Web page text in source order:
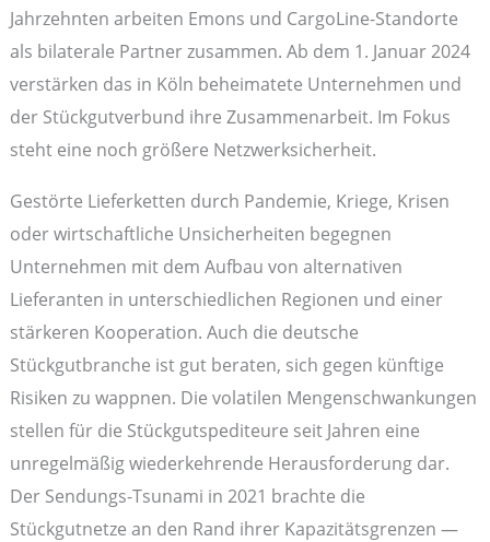
Jahrzehnten arbeiten Emons und CargoLine-Standorte
als bilaterale Partner zusammen. Ab dem 1. Januar 2024
verstärken das in Köln beheimatete Unternehmen und
der Stückgutverbund ihre Zusammenarbeit. Im Fokus
steht eine noch größere Netzwerksicherheit.
Gestörte Lieferketten durch Pandemie, Kriege, Krisen
oder wirtschaftliche Unsicherheiten begegnen
Unternehmen mit dem Aufbau von alternativen
Lieferanten in unterschiedlichen Regionen und einer
stärkeren Kooperation. Auch die deutsche
Stückgutbranche ist gut beraten, sich gegen künftige
Risiken zu wappnen. Die volatilen Mengenschwankungen
stellen für die Stückgutspediteure seit Jahren eine
unregelmäßig wiederkehrende Herausforderung dar.
Der Sendungs-Tsunami in 2021 brachte die
Stückgutnetze an den Rand ihrer Kapazitätsgrenzen —